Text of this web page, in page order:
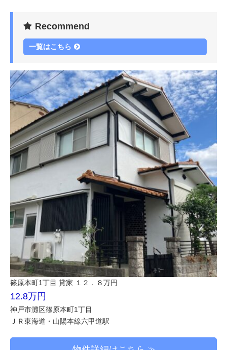
Recommend
一覧はこちら
篠原本町1丁目 貸家 １２．８万円
12.8万円
神戸市灘区篠原本町1丁目
ＪＲ東海道・山陽本線六甲道駅